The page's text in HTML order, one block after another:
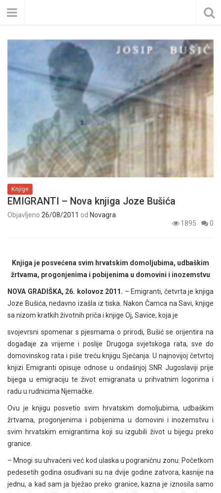
Knjige
EMIGRANTI – Nova knjiga Joze Bušića
Objavljeno 26/08/2011 od Novagra
1895
0
Knjiga je posvećena svim hrvatskim domoljubima, udbaškim
žrtvama, progonjenima i pobijenima u domovini i inozemstvu
NOVA GRADIŠKA, 26. kolovoz 2011. – Emigranti, četvrta je knjiga
Joze Bušića, nedavno izašla iz tiska. Nakon Čamca na Savi, knjige
sa nizom kratkih životnih priča i knjige Oj, Savice, koja je
svojevrsni spomenar s pjesmama o prirodi, Bušić se orijentira na
događaje za vrijeme i poslije Drugoga svjetskoga rata, sve do
domovinskog rata i piše treću knjigu Sjećanja. U najnovijoj četvrtoj
knjizi Emigranti opisuje odnose u ondašnjoj SNR Jugoslaviji prije
bijega u emigraciju te život emigranata u prihvatnim logorima i
radu u rudnicima Njemačke.
Ovu je knjigu posvetio svim hrvatskim domoljubima, udbaškim
žrtvama, progonjenima i pobijenima u domovini i inozemstvu i
svim hrvatskim emigrantima koji su izgubili život u bijegu preko
granice.
– Mnogi su uhvaćeni već kod ulaska u pograničnu zonu. Početkom
pedesetih godina osuđivani su na dvije godine zatvora, kasnije na
jednu, a kad sam ja bježao preko granice, kazna je iznosila samo